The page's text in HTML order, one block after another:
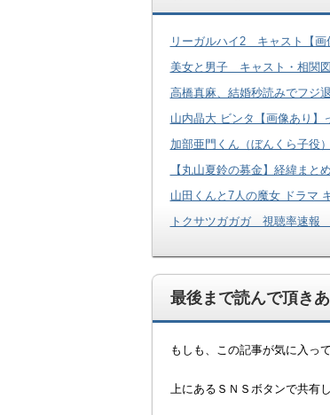
リーガルハイ2 キャスト【画
美女と男子 キャスト・相関
高橋真麻、結婚秒読みでフジ
山内晶大 ビンタ【画像あり】
加部亜門くん（ぼんくら子役
【丸山夏鈴の募金】経緯まと
山田くんと7人の魔女 ドラマ
トクサツガガガ 視聴率速報
最後まで読んで頂き
もしも、この記事が気に入っ
上にあるＳＮＳボタンで共有